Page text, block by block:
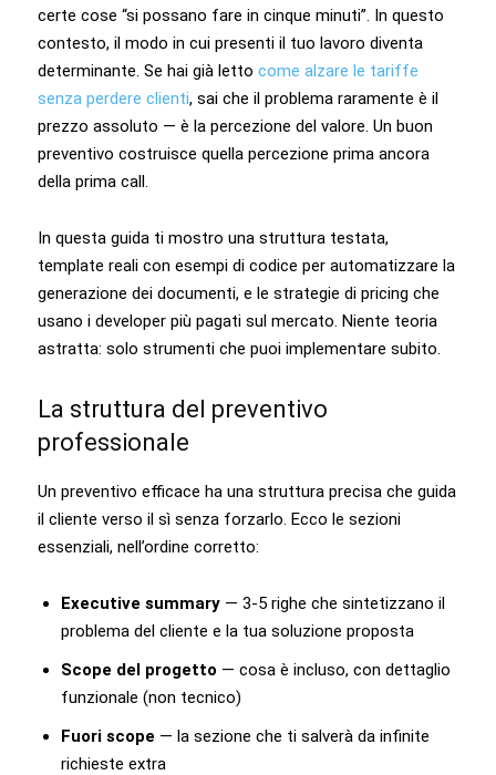
certe cose “si possano fare in cinque minuti”. In questo
contesto, il modo in cui presenti il tuo lavoro diventa
determinante. Se hai già letto come alzare le tariffe
senza perdere clienti, sai che il problema raramente è il
prezzo assoluto — è la percezione del valore. Un buon
preventivo costruisce quella percezione prima ancora
della prima call.
In questa guida ti mostro una struttura testata,
template reali con esempi di codice per automatizzare la
generazione dei documenti, e le strategie di pricing che
usano i developer più pagati sul mercato. Niente teoria
astratta: solo strumenti che puoi implementare subito.
La struttura del preventivo
professionale
Un preventivo efficace ha una struttura precisa che guida
il cliente verso il sì senza forzarlo. Ecco le sezioni
essenziali, nell’ordine corretto:
Executive summary — 3-5 righe che sintetizzano il
problema del cliente e la tua soluzione proposta
Scope del progetto — cosa è incluso, con dettaglio
funzionale (non tecnico)
Fuori scope — la sezione che ti salverà da infinite
richieste extra